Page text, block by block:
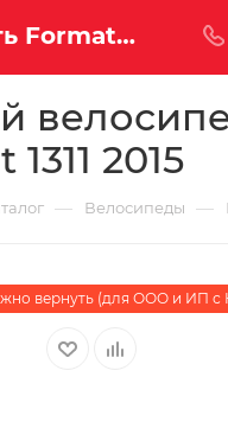
Купить Format 1311 2015 за рублей, а со скидкой
2015
— Велосипеды —
вернуть (для ООО и ИП с